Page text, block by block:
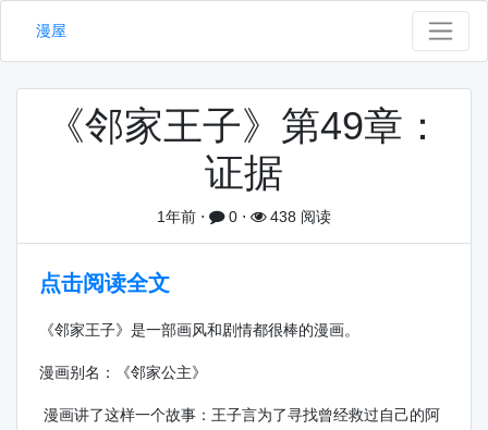
漫屋
《邻家王子》第49章：
证据
1年前 ⋅ 0 ⋅ 438 阅读
点击阅读全文
《邻家王子》是一部画风和剧情都很棒的漫画。
漫画别名：《邻家公主》
漫画讲了这样一个故事：王子言为了寻找曾经救过自己的阿